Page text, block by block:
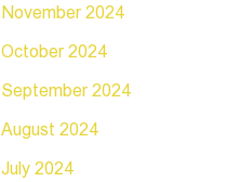
November 2024
October 2024
September 2024
August 2024
July 2024